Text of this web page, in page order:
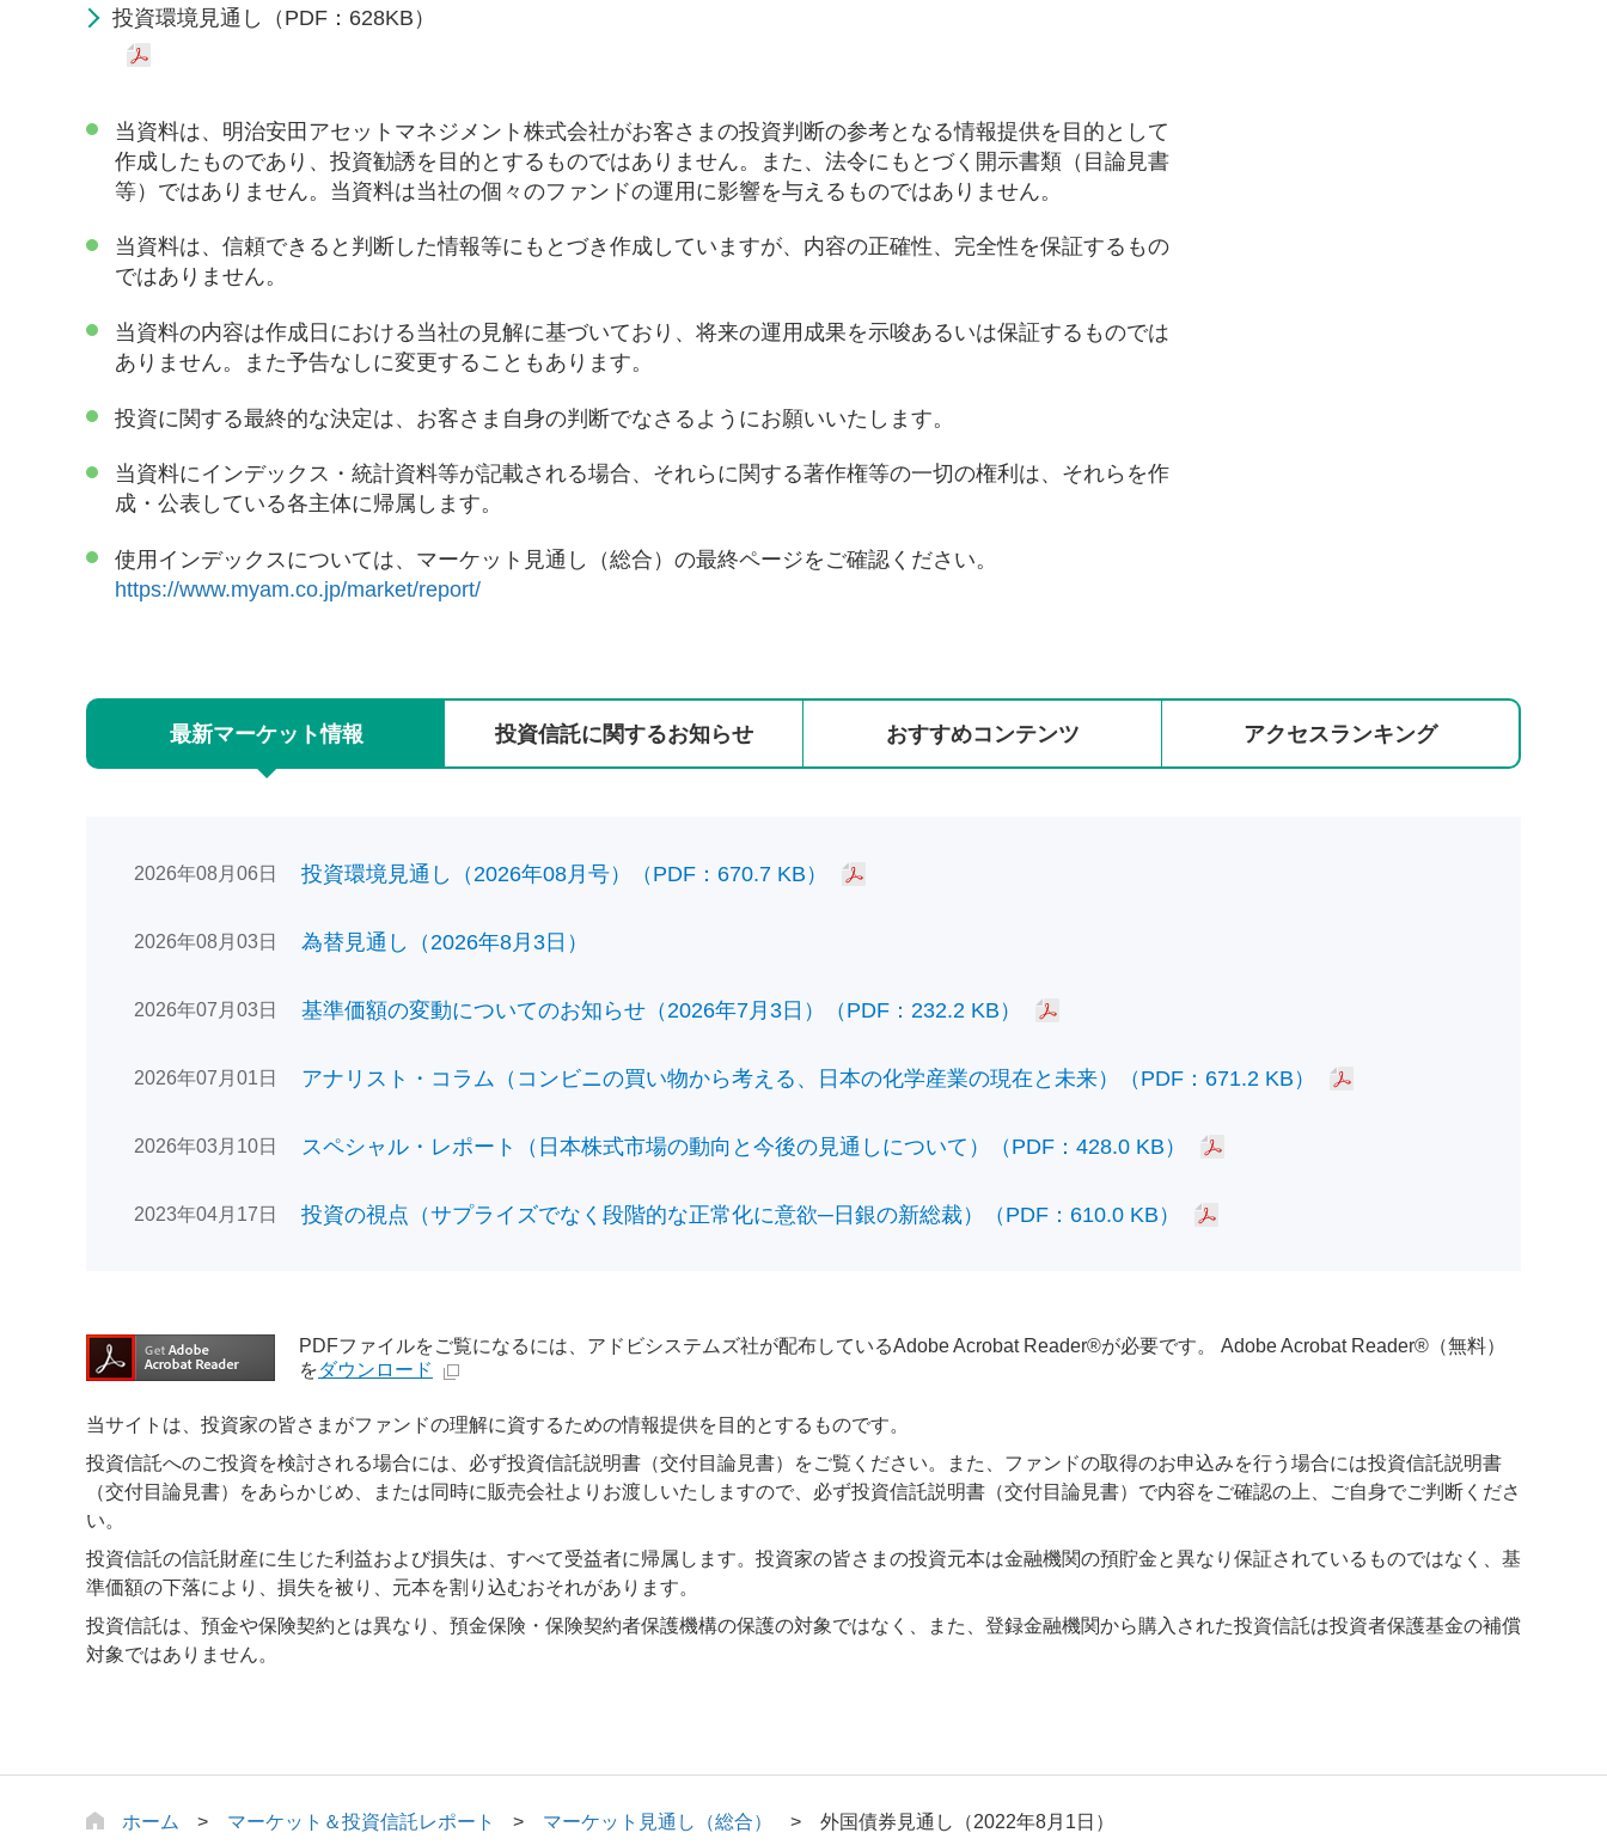
投資環境見通し（PDF：628KB）
当資料は、明治安田アセットマネジメント株式会社がお客さまの投資判断の参考となる情報提供を目的として
作成したものであり、投資勧誘を目的とするものではありません。また、法令にもとづく開示書類（目論見書
等）ではありません。当資料は当社の個々のファンドの運用に影響を与えるものではありません。
当資料は、信頼できると判断した情報等にもとづき作成していますが、内容の正確性、完全性を保証するもの
ではありません。
当資料の内容は作成日における当社の見解に基づいており、将来の運用成果を示唆あるいは保証するものでは
ありません。また予告なしに変更することもあります。
投資に関する最終的な決定は、お客さま自身の判断でなさるようにお願いいたします。
当資料にインデックス・統計資料等が記載される場合、それらに関する著作権等の一切の権利は、それらを作
成・公表している各主体に帰属します。
使用インデックスについては、マーケット見通し（総合）の最終ページをご確認ください。
https://www.myam.co.jp/market/report/
最新マーケット情報 投資信託に関するお知らせ おすすめコンテンツ アクセスランキング
2026年08月06日 投資環境見通し（2026年08月号）（PDF：670.7 KB）
2026年08月03日 為替見通し（2026年8月3日）
2026年07月03日 基準価額の変動についてのお知らせ（2026年7月3日）（PDF：232.2 KB）
2026年07月01日 アナリスト・コラム（コンビニの買い物から考える、日本の化学産業の現在と未来）（PDF：671.2 KB）
2026年03月10日 スペシャル・レポート（日本株式市場の動向と今後の見通しについて）（PDF：428.0 KB）
2023年04月17日 投資の視点（サプライズでなく段階的な正常化に意欲─日銀の新総裁）（PDF：610.0 KB）
PDFファイルをご覧になるには、アドビシステムズ社が配布しているAdobe Acrobat Reader®が必要です。 Adobe Acrobat Reader®（無料）
をダウンロード
当サイトは、投資家の皆さまがファンドの理解に資するための情報提供を目的とするものです。
投資信託へのご投資を検討される場合には、必ず投資信託説明書（交付目論見書）をご覧ください。また、ファンドの取得のお申込みを行う場合には投資信託説明書
（交付目論見書）をあらかじめ、または同時に販売会社よりお渡しいたしますので、必ず投資信託説明書（交付目論見書）で内容をご確認の上、ご自身でご判断くださ
い。
投資信託の信託財産に生じた利益および損失は、すべて受益者に帰属します。投資家の皆さまの投資元本は金融機関の預貯金と異なり保証されているものではなく、基
準価額の下落により、損失を被り、元本を割り込むおそれがあります。
投資信託は、預金や保険契約とは異なり、預金保険・保険契約者保護機構の保護の対象ではなく、また、登録金融機関から購入された投資信託は投資者保護基金の補償
対象ではありません。
ホーム マーケット＆投資信託レポート マーケット見通し（総合） 外国債券見通し（2022年8月1日）